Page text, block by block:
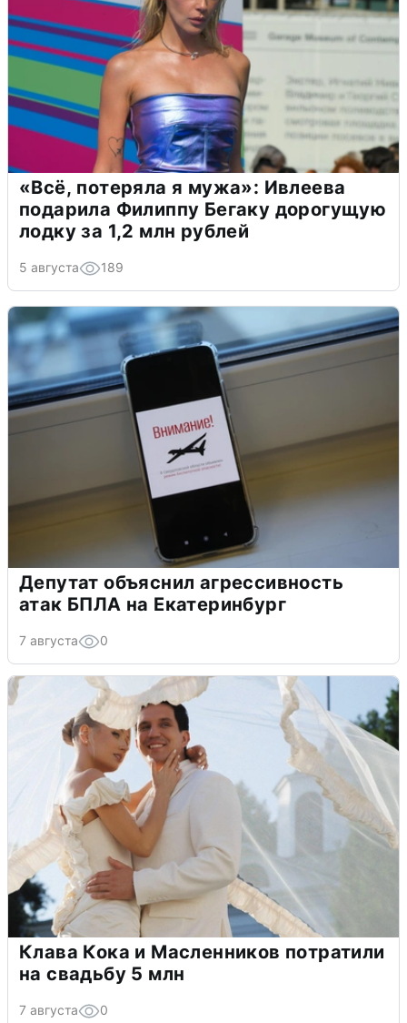
«Всё, потеряла я мужа»: Ивлеева
подарила Филиппу Бегаку дорогущую
лодку за 1,2 млн рублей
5 августа 189
Депутат объяснил агрессивность
атак БПЛА на Екатеринбург
7 августа 0
Клава Кока и Масленников потратили
на свадьбу 5 млн
7 августа 0